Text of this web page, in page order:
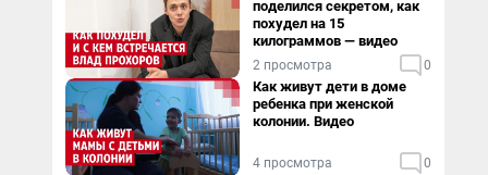
поделился секретом, как
похудел на 15
килограммов — видео
2 просмотра 0
Как живут дети в доме
ребенка при женской
колонии. Видео
4 просмотра 0